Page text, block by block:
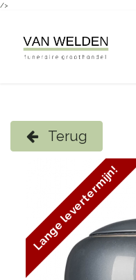
/>
Terug
Lange levertermijn!